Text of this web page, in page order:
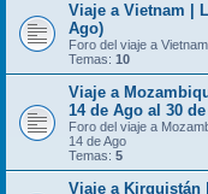
Viaje a Vietnam |
Ago)
Foro del viaje a
Temas: 10
Viaje a
14 de Ago al 30
Foro del viaje a
14 de Ago
Temas: 5
Viaje a Kirguistán